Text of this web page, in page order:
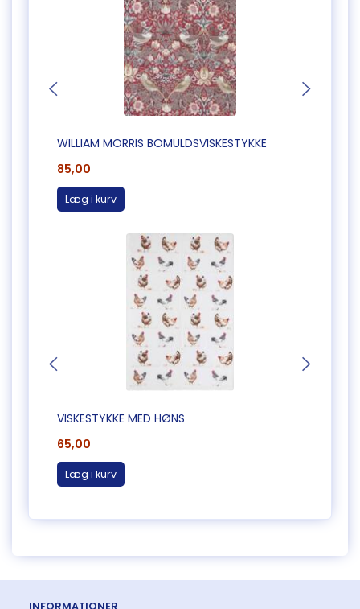
WILLIAM MORRIS BOMULDSVISKESTYKKE
85,00
Læg i kurv
VISKESTYKKE MED HØNS
65,00
Læg i kurv
INFORMATIONER